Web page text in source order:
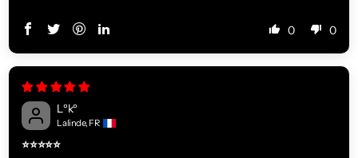
0 0
Lºkº
Lalinde, FR
⭐⭐⭐⭐⭐